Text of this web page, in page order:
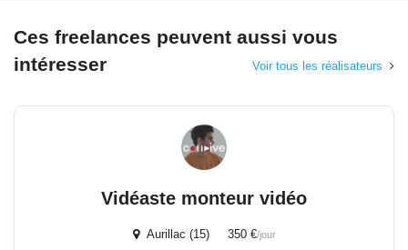
Ces freelances peuvent aussi vous
intéresser
Voir tous les réalisateurs
Vidéaste monteur vidéo
Aurillac (15) 350 €/jour